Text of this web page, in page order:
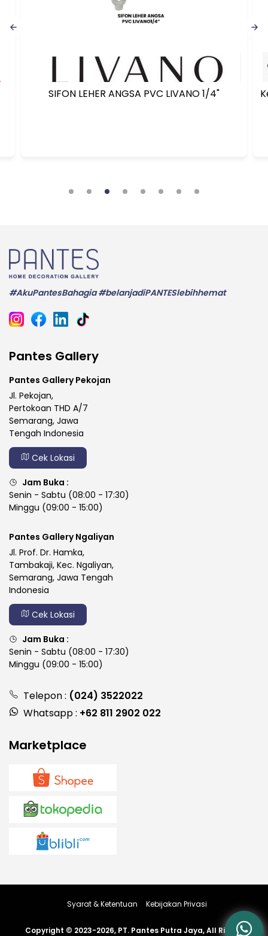
SIFON LEHER ANGSA PVC LIVANO 1/4"
#AkuPantesBahagia #belanjadiPANTESlebihhemat
Pantes Gallery
Pantes Gallery Pekojan
Jl. Pekojan,
Pertokoan THD A/7
Semarang, Jawa
Tengah Indonesia
Cek Lokasi
Jam Buka :
Senin - Sabtu (08:00 - 17:30)
Minggu (09:00 - 15:00)
Pantes Gallery Ngaliyan
Jl. Prof. Dr. Hamka,
Tambakaji, Kec. Ngaliyan,
Semarang, Jawa Tengah
Indonesia
Cek Lokasi
Jam Buka :
Senin - Sabtu (08:00 - 17:30)
Minggu (09:00 - 15:00)
Telepon : (024) 3522022
Whatsapp : +62 811 2902 022
Marketplace
Copyright © 2023-2026, PT. Pantes Putra Jaya, All Rights
Syarat & Ketentuan Kebijakan Privasi